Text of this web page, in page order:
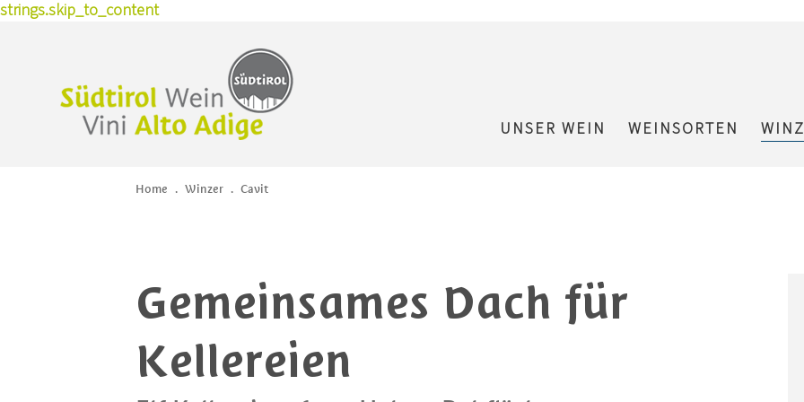
strings.skip_to_content
UNSER WEIN WEINSORTEN
Home . Winzer . Cavit
Gemeinsames Dach für
Kellereien